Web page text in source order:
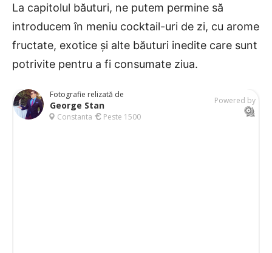
La capitolul băuturi, ne putem permine să
introducem în meniu cocktail-uri de zi, cu arome
fructate, exotice și alte băuturi inedite care sunt
potrivite pentru a fi consumate ziua.